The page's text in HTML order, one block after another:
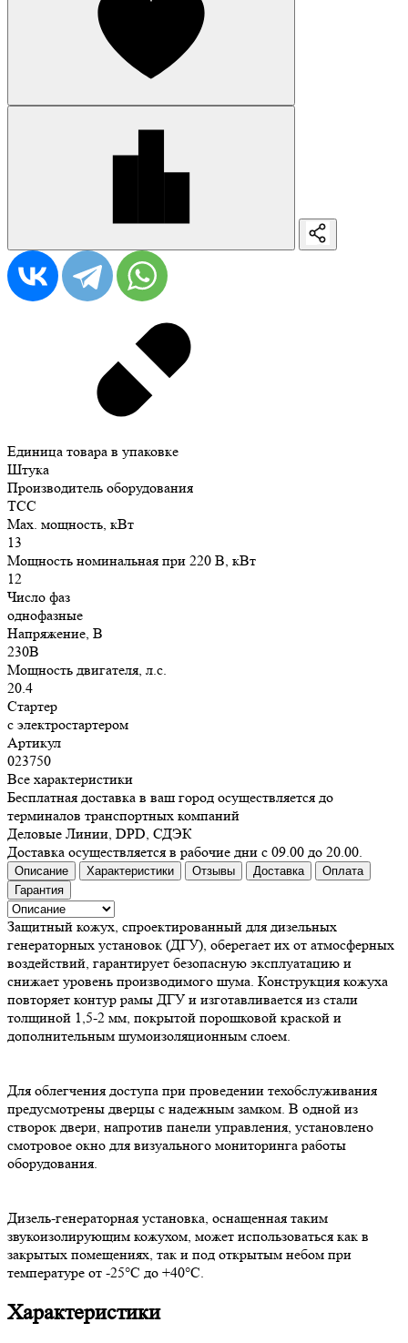
Единица товара в упаковке
Штука
Производитель оборудования
ТСС
Max. мощность, кВт
13
Мощность номинальная при 220 В, кВт
12
Число фаз
однофазные
Напряжение, В
230В
Мощность двигателя, л.с.
20.4
Стартер
с электростартером
Артикул
023750
Все характеристики
Бесплатная доставка в ваш город осуществляется до
терминалов транспортных компаний
Деловые Линии, DPD, СДЭК
Доставка осуществляется в рабочие дни с 09.00 до 20.00.
Описание Характеристики Отзывы Доставка
Оплата
Гарантия
Защитный кожух, спроектированный для дизельных
генераторных установок (ДГУ), оберегает их от атмосферных
воздействий, гарантирует безопасную эксплуатацию и
снижает уровень производимого шума. Конструкция кожуха
повторяет контур рамы ДГУ и изготавливается из стали
толщиной 1,5-2 мм, покрытой порошковой краской и
дополнительным шумоизоляционным слоем.
Для облегчения доступа при проведении техобслуживания
предусмотрены дверцы с надежным замком. В одной из
створок двери, напротив панели управления, установлено
смотровое окно для визуального мониторинга работы
оборудования.
Дизель-генераторная установка, оснащенная таким
звукоизолирующим кожухом, может использоваться как в
закрытых помещениях, так и под открытым небом при
температуре от -25°С до +40°С.
Характеристики